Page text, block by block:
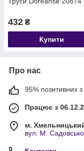
432 ₴
Купити
Про нас
95% позитивних з
Працює з
м.
вул. М.